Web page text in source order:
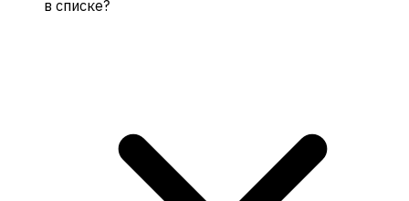
в списке?